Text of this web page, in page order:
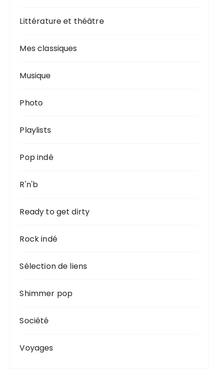
Littérature et théâtre
Mes classiques
Musique
Photo
Playlists
Pop indé
R'n'b
Ready to get dirty
Rock indé
Sélection de liens
Shimmer pop
Société
Voyages